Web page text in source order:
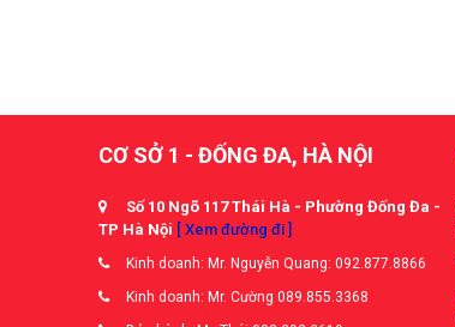
CƠ SỞ 1 - ĐỐNG ĐA, HÀ NỘI
Số 10 Ngõ 117 Thái Hà - Phường Đống Đa -
TP Hà Nội [ Xem đường đi ]
Kinh doanh: Mr. Nguyễn Quang: 092.877.8866
Kinh doanh: Mr. Cường 089.855.3368